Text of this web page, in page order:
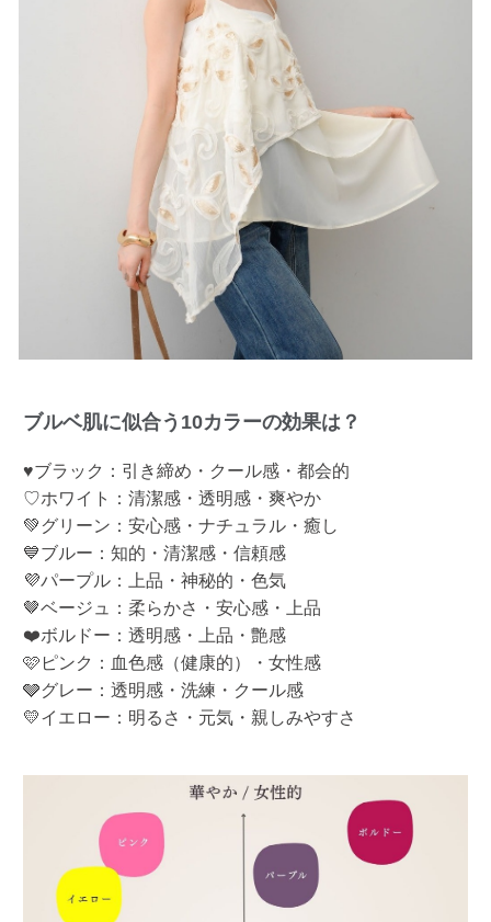
ブルベ肌に似合う10カラーの効果は？
♥ブラック：引き締め・クール感・都会的
♡ホワイト：清潔感・透明感・爽やか
💚グリーン：安心感・ナチュラル・癒し
💙ブルー：知的・清潔感・信頼感
💜パープル：上品・神秘的・色気
🤎ベージュ：柔らかさ・安心感・上品
❤️ボルドー：透明感・上品・艶感
🩷ピンク：血色感（健康的）・女性感
🩶グレー：透明感・洗練・クール感
💛イエロー：明るさ・元気・親しみやすさ